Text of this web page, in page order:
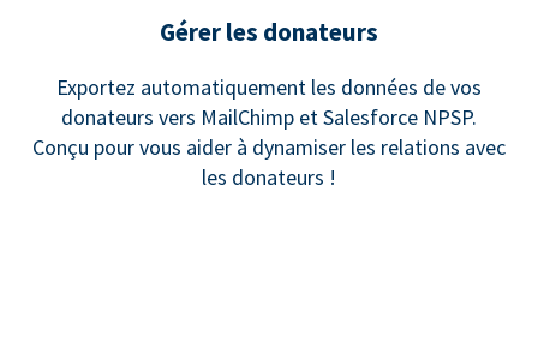
Gérer les donateurs
Exportez automatiquement les données de vos
donateurs vers MailChimp et Salesforce NPSP.
Conçu pour vous aider à dynamiser les relations avec
les donateurs !